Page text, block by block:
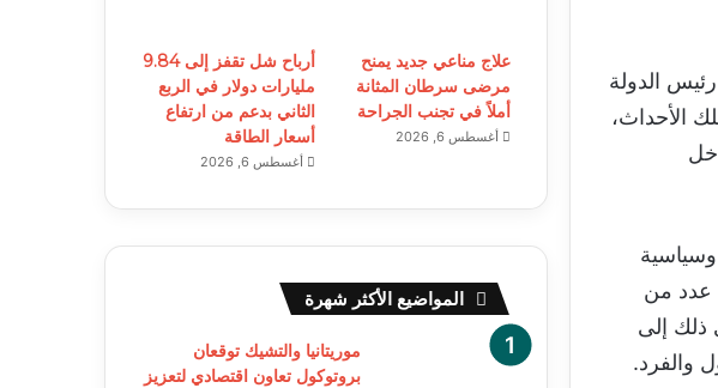
الدولة
الأحداث،
عدد من
ذلك إلى
والفرد.
علاج مناعي جديد يمنح
مرضى سرطان المثانة
أملاً في تجنب الجراحة
أغسطس 6, 2026
أرباح شل تقفز إلى 9.84
مليارات دولار في الربع
الثاني بدعم من ارتفاع
أسعار الطاقة
أغسطس 6, 2026
المواضيع الأكثر شهرة
موريتانيا والتشيك توقعان
بروتوكول تعاون اقتصادي لتعزيز